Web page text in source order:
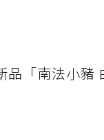
品「南法小豬